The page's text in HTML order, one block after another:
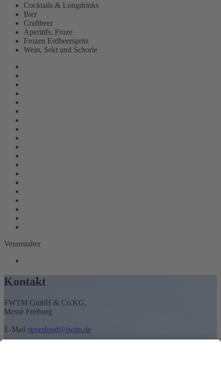
Cocktails & Longdrinks
Bier
Craftbeer
Aperitifs, Froze
Frozen Erdbeerspritz
Wein, Sekt und Schorle
Veranstalter
Kontakt
FWTM GmbH & Co.KG,
Messe Freiburg
E-Mail streetfood@fwtm.de